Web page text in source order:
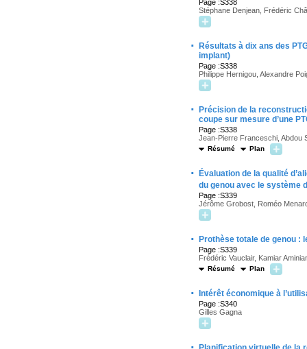
Page :S338
Stéphane Denjean, Frédéric
·
Résultats à dix ans des
implant)
Page :S338
Philippe Hernigou, Alexandre
·
Précision de la
coupe sur mesure d’une
Page :S338
Jean-Pierre Franceschi, Abdou
Résumé Plan
·
Évaluation de la qualité
du genou avec le système
Page :S339
Jérôme Grobost, Roméo
· Prothèse totale de genou :
Page :S339
Frédéric Vauclair, Kamiar
Résumé Plan
· Intérêt économique à
Page :S340
Gilles Gagna